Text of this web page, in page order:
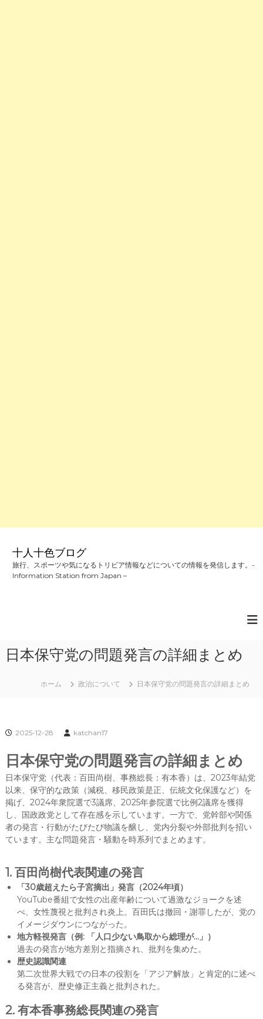
十人十色ブログ
旅行、スポーツや気になるトリビア情報などについての情報を発信します。-
Information Station from Japan –
日本保守党の問題発言の詳細まとめ
ホーム 政治について 日本保守党の問題発言の詳細まとめ
2025-12-28 katchan17
日本保守党の問題発言の詳細まとめ
日本保守党（代表：百田尚樹、事務総長：有本香）は、2023年結党
以来、保守的な政策（減税、移民政策是正、伝統文化保護など）を
掲げ、2024年衆院選で3議席、2025年参院選で比例2議席を獲得
し、国政政党として存在感を示しています。一方で、党幹部や関係
者の発言・行動がたびたび物議を醸し、党内分裂や外部批判を招い
ています。主な問題発言・騒動を時系列でまとめます。
1. 百田尚樹代表関連の発言
「30歳超えたら子宮摘出」発言（2024年頃）
YouTube番組で女性の出産年齢について過激なジョークを述
べ、女性蔑視と批判され炎上。百田氏は撤回・謝罪したが、党の
イメージダウンにつながった。
地方軽視発言（例: 「人口少ない鳥取から総理が…」）
過去の発言が地方差別と指摘され、批判を集めた。
歴史認識関連
第二次世界大戦での日本の役割を「アジア解放」と肯定的に述べ
る発言が、歴史修正主義と批判された。
2. 有本香事務総長関連の発言